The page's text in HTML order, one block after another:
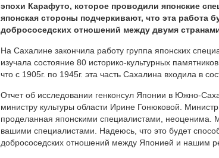
эпохи Карафуто, которое проводили японские
японская стороны подчеркивают, что эта работа
добрососедских отношений между двумя
На Сахалине закончила работу группа японских
изучала состояние 80 историко-культурных
что с 1905г. по 1945г. эта часть Сахалина входила в
Отчет об исследовании генконсул Японии в Южно-
министру культуры области Ирине Гонюковой.
проделанная японскими специалистами, неоценима.
вашими специалистами. Надеюсь, что это будет
добрососедских отношений между Японией и нашим